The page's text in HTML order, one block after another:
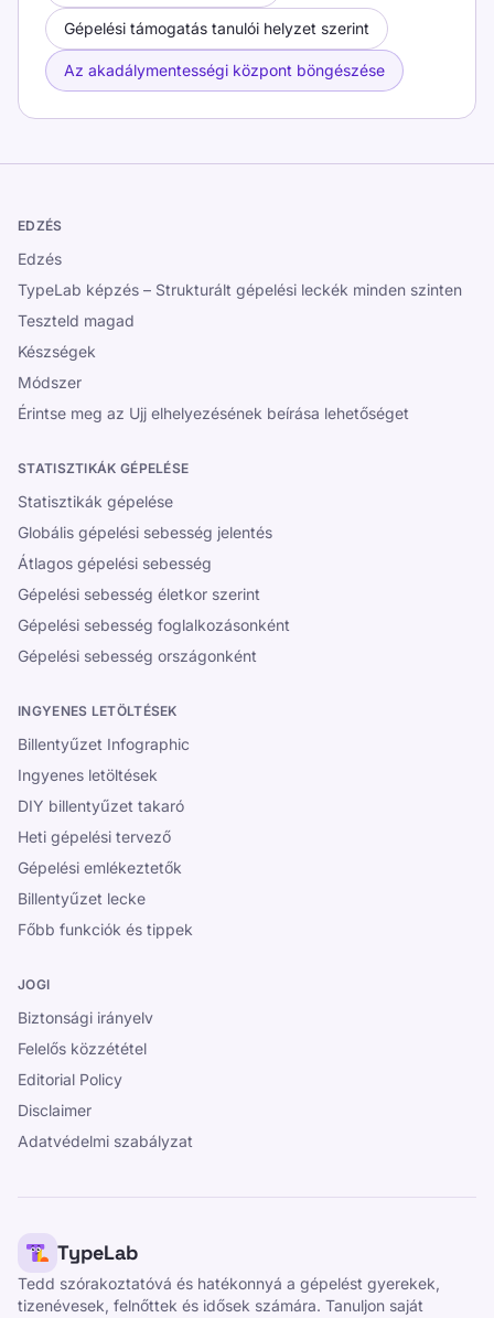
Gépelési támogatás tanulói helyzet szerint
Az akadálymentességi központ böngészése
EDZÉS
Edzés
TypeLab képzés – Strukturált gépelési leckék minden szinten
Teszteld magad
Készségek
Módszer
Érintse meg az Ujj elhelyezésének beírása lehetőséget
STATISZTIKÁK GÉPELÉSE
Statisztikák gépelése
Globális gépelési sebesség jelentés
Átlagos gépelési sebesség
Gépelési sebesség életkor szerint
Gépelési sebesség foglalkozásonként
Gépelési sebesség országonként
INGYENES LETÖLTÉSEK
Billentyűzet Infographic
Ingyenes letöltések
DIY billentyűzet takaró
Heti gépelési tervező
Gépelési emlékeztetők
Billentyűzet lecke
Főbb funkciók és tippek
JOGI
Biztonsági irányelv
Felelős közzététel
Editorial Policy
Disclaimer
Adatvédelmi szabályzat
TypeLab
Tedd szórakoztatóvá és hatékonnyá a gépelést gyerekek,
tizenévesek, felnőttek és idősek számára. Tanuljon saját